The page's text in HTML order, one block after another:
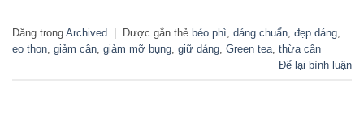
Đăng trong Archived | Được gắn thẻ béo phì dáng chuẩn đẹp dáng
eo thon giảm cân giảm mỡ bụng giữ dáng Green tea thừa cân
Để lại bình luận